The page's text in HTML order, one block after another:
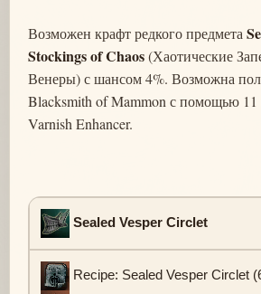
Возможен крафт редкого предмета
Stockings of Chaos(Хаотические
Венеры) с шансом 4%. Возможна
Blacksmith of Mammon с помощью
Varnish Enhancer.
Sealed Vesper Circlet
Recipe: Sealed Vesper Circlet